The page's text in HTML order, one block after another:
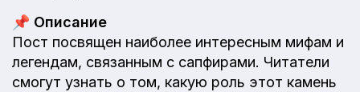
📌 Описание
Пост посвящен наиболее интересным мифам и
легендам, связанным с сапфирами. Читатели
смогут узнать о том, какую роль этот камень